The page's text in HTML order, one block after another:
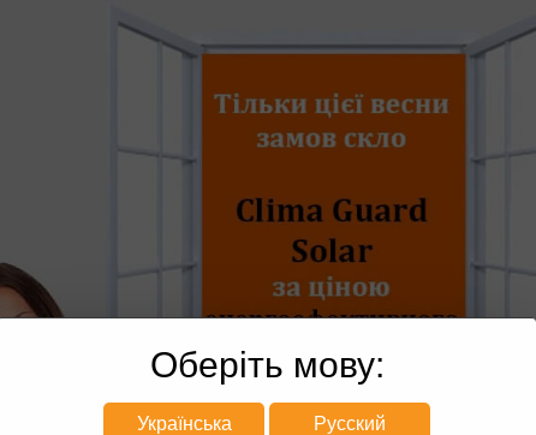
Оберіть мову:
Українська Русский